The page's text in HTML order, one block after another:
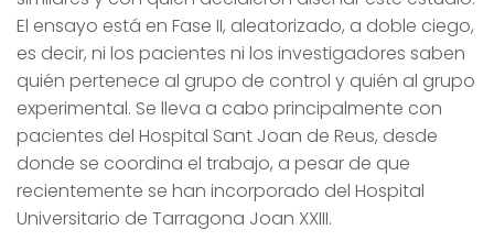
El ensayo está en Fase II, aleatorizado, a doble ciego,
es decir, ni los pacientes ni los investigadores saben
quién pertenece al grupo de control y quién al grupo
experimental. Se lleva a cabo principalmente con
pacientes del Hospital Sant Joan de Reus, desde
donde se coordina el trabajo, a pesar de que
recientemente se han incorporado del Hospital
Universitario de Tarragona Joan XXIII.